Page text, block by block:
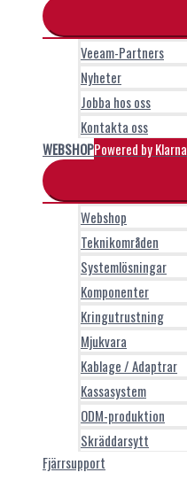
Veeam-Partners
Nyheter
Jobba hos oss
Kontakta oss
WEBSHOPPowered by Klarna
Webshop
Teknikområden
Systemlösningar
Komponenter
Kringutrustning
Mjukvara
Kablage / Adaptrar
Kassasystem
ODM-produktion
Skräddarsytt
Fjärrsupport